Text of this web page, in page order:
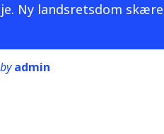
Ny landsretsdom
byadmin